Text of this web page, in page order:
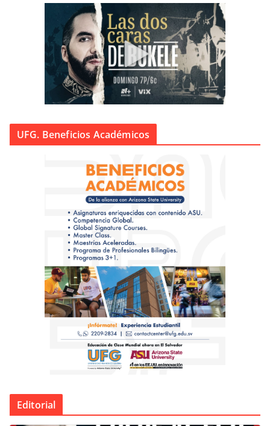
UFG. Beneficios Académicos
Editorial